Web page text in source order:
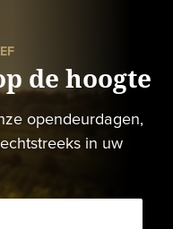
de hoogte
opendeurdagen,
in uw